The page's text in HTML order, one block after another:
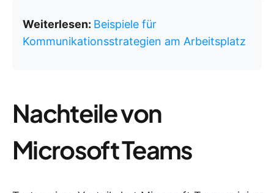
Weiterlesen: Beispiele für
Kommunikationsstrategien am Arbeitsplatz
Nachteile von
Microsoft Teams